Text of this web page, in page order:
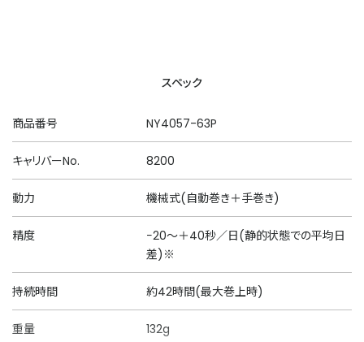
スペック
商品番号 NY4057-63P
キャリバーNo. 8200
動力 機械式(自動巻き＋手巻き)
精度
−20～＋40秒／日(静的状態での平均日
差)※
持続時間 約42時間(最大巻上時)
重量 132g